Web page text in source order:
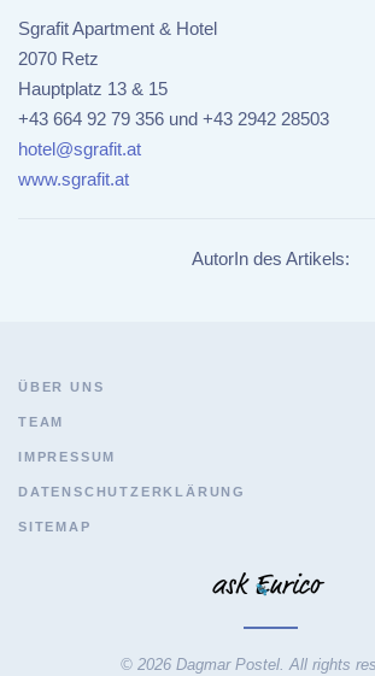
Sgrafit Apartment & Hotel
2070 Retz
Hauptplatz 13 & 15
+43 664 92 79 356 und +43 2942 28503
hotel@sgrafit.at
www.sgrafit.at
AutorIn des Artikels:
ÜBER UNS
TEAM
IMPRESSUM
DATENSCHUTZERKLÄRUNG
SITEMAP
© 2026 Dagmar Postel. All rights